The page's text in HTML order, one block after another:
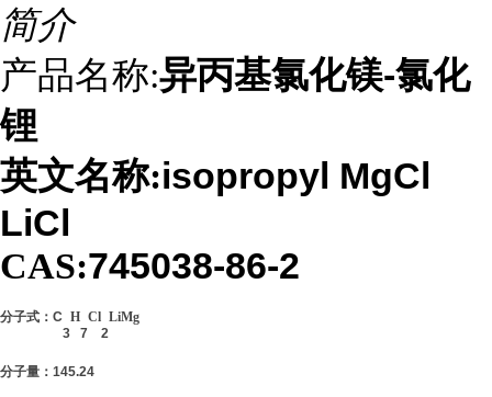
简介
产品名称:异丙基氯化镁-氯化
锂
英文名称:isopropyl MgCl
LiCl
CAS:745038-86-2
分子式： C
3
H
7
Cl
2
LiMg
分子量： 145.24